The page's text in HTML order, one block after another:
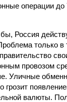
операции
Россия
только в
провозом
Уличные
грозит
валюты.